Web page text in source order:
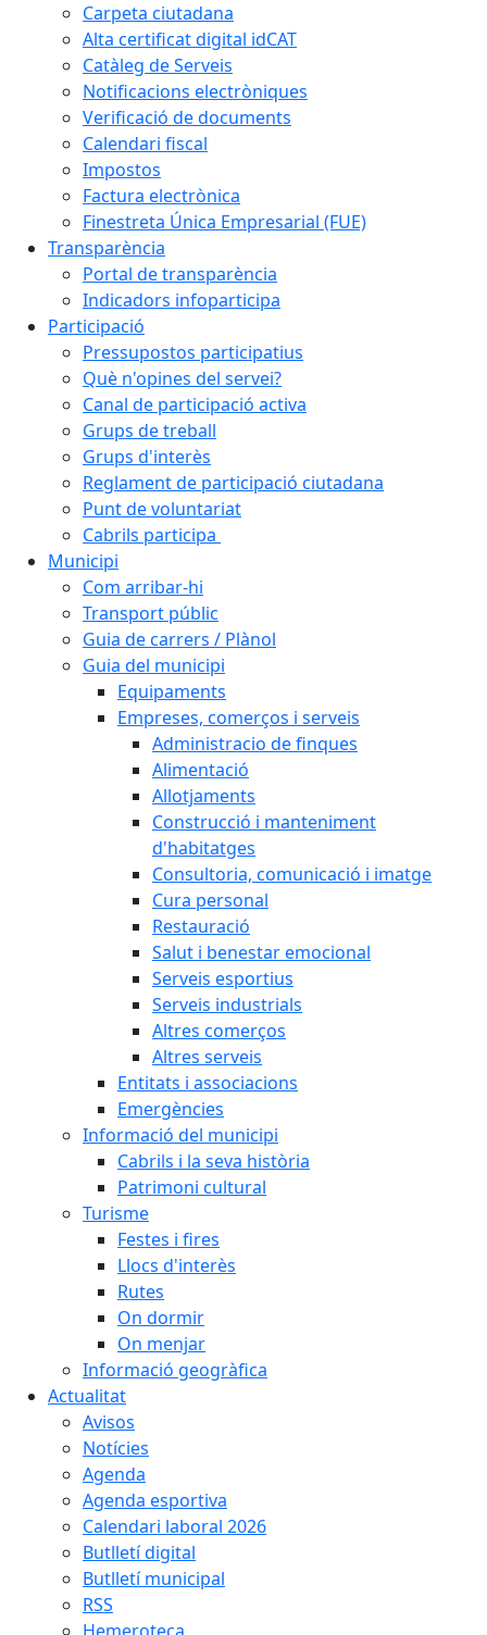
Carpeta ciutadana
Alta certificat digital idCAT
Catàleg de Serveis
Notificacions electròniques
Verificació de documents
Calendari fiscal
Impostos
Factura electrònica
Finestreta Única Empresarial (FUE)
Transparència
Portal de transparència
Indicadors infoparticipa
Participació
Pressupostos participatius
Què n'opines del servei?
Canal de participació activa
Grups de treball
Grups d'interès
Reglament de participació ciutadana
Punt de voluntariat
Cabrils participa
Municipi
Com arribar-hi
Transport públic
Guia de carrers / Plànol
Guia del municipi
Equipaments
Empreses, comerços i serveis
Administracio de finques
Alimentació
Allotjaments
Construcció i manteniment
d'habitatges
Consultoria, comunicació i imatge
Cura personal
Restauració
Salut i benestar emocional
Serveis esportius
Serveis industrials
Altres comerços
Altres serveis
Entitats i associacions
Emergències
Informació del municipi
Cabrils i la seva història
Patrimoni cultural
Turisme
Festes i fires
Llocs d'interès
Rutes
On dormir
On menjar
Informació geogràfica
Actualitat
Avisos
Notícies
Agenda
Agenda esportiva
Calendari laboral 2026
Butlletí digital
Butlletí municipal
RSS